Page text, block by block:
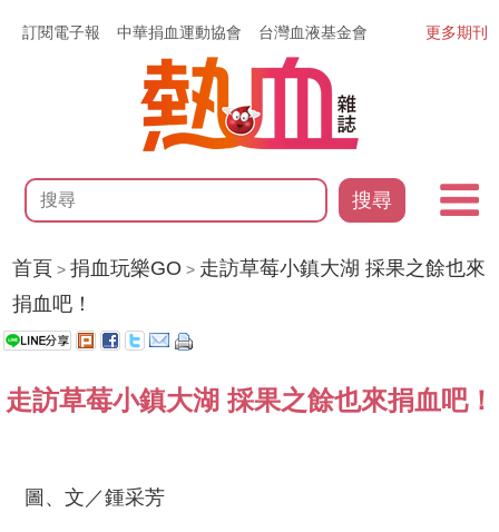
訂閱電子報 中華捐血運動協會 台灣血液基金會
搜尋
更多期刊
首頁 >捐血玩樂GO > 走訪草莓小鎮大湖 採果之餘也來
捐血吧！
走訪草莓小鎮大湖 採果之餘也來捐血吧！
圖、文／鍾采芳